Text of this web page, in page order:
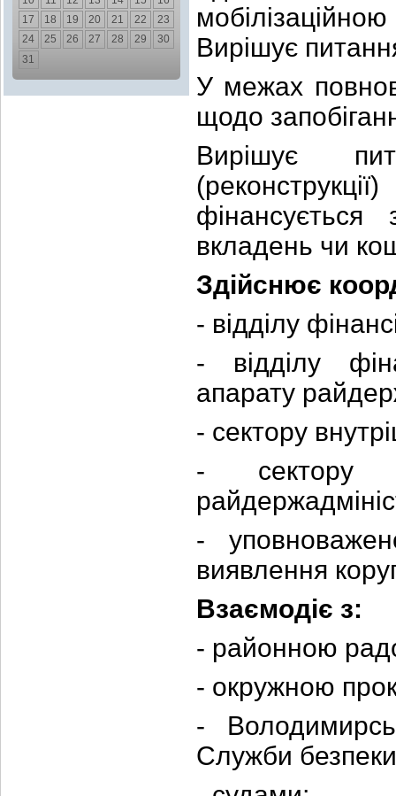
17
18 19 20 21 22
23
24
25 26 27 28 29
30
31
Вирішує
У межах
щодо
Вирішує
вкладень чи
Здійснює
- відділу
- відділу
апарату
- сектору
- сектору
-
виявлення
Взаємодіє з:
- районною
- окружною
-
Служби